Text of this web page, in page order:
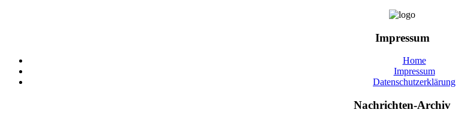
Impressum
Home
Impressum
Datenschutzerklärung
Nachrichten-Archiv